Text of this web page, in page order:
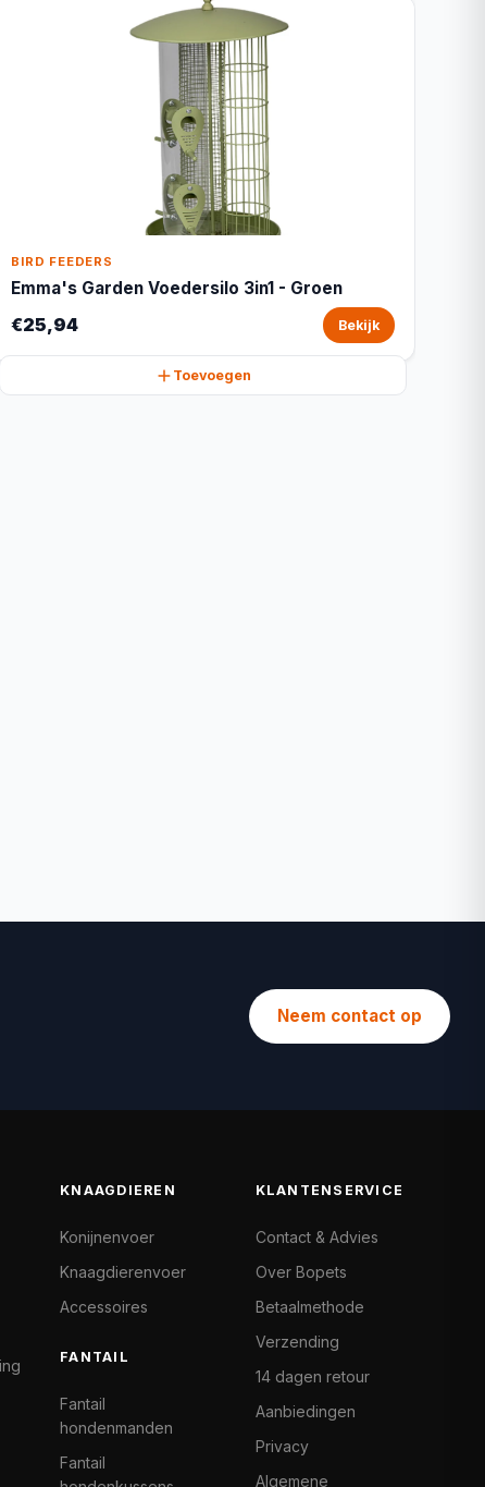
BIRD FEEDERS
Emma's Garden Voedersilo 3in1 - Groen
€25,94 Bekijk
Toevoegen
Neem contact op
KNAAGDIEREN
Konijnenvoer
Knaagdierenvoer
Accessoires
FANTAIL
Fantail
hondenmanden
Fantail
KLANTENSERVICE
Contact & Advies
Over Bopets
Betaalmethode
Verzending
14 dagen retour
Aanbiedingen
Privacy
Algemene